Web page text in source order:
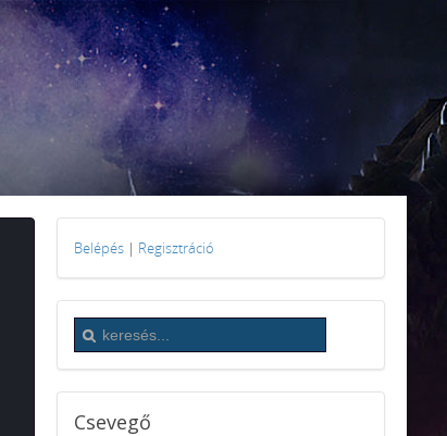
Belépés | Regisztráció
Csevegő